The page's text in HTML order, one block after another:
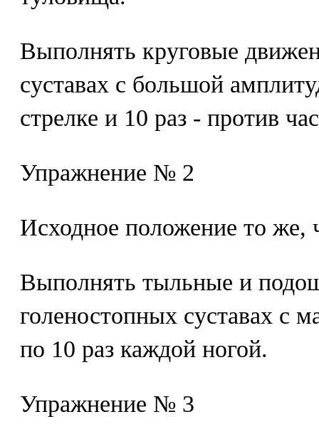
Выполнять круговые
суставах с большой
стрелке и 10 раз - против
Упражнение № 2
Исходное положение то же,
Выполнять тыльные и
голеностопных суставах с
по 10 раз каждой ногой.
Упражнение № 3